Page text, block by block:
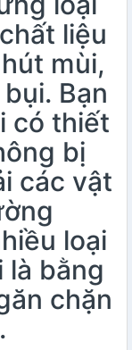
liệu
mùi,
Bạn
có thiết
bị
các vật
loại
là bằng
chặn